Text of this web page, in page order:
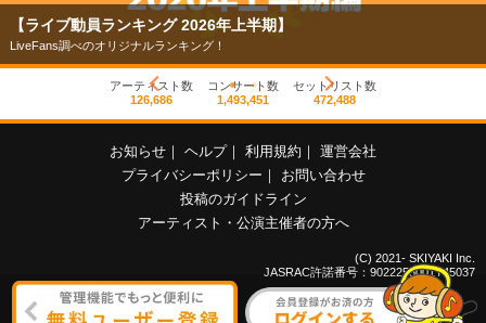
【ライブ動員ランキング 2026年上半期】
LiveFans調べのオリジナルランキング！
アーティスト数
126,686
コンサート数
1,493,451
セットリスト数
472,488
お知らせ ｜ ヘルプ｜ 利用規約 ｜ 運営会社
プライバシーポリシー ｜
お問い合わせ
投稿のガイドライン
アーティスト・公演主催者の方へ
(C) 2021- SKIYAKI Inc.
JASRAC許諾番号：9022255001Y45037